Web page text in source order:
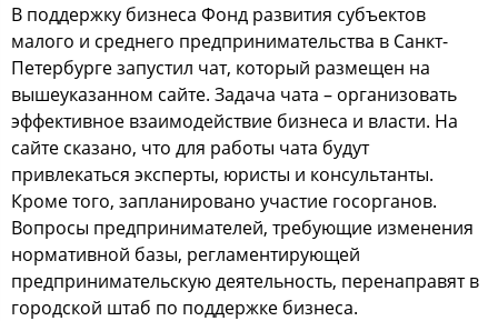
В поддержку бизнеса Фонд развития субъектов
малого и среднего предпринимательства в Санкт-
Петербурге запустил чат, который размещен на
вышеуказанном сайте. Задача чата – организовать
эффективное взаимодействие бизнеса и власти. На
сайте сказано, что для работы чата будут
привлекаться эксперты, юристы и консультанты.
Кроме того, запланировано участие госорганов.
Вопросы предпринимателей, требующие изменения
нормативной базы, регламентирующей
предпринимательскую деятельность, перенаправят в
городской штаб по поддержке бизнеса.